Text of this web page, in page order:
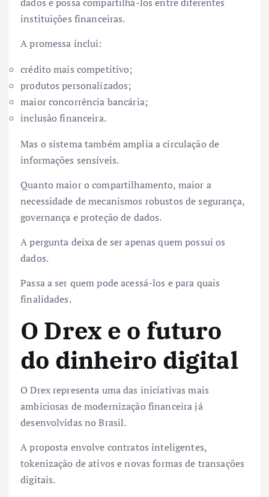
instituições financeiras.
A promessa inclui:
crédito mais competitivo;
produtos personalizados;
maior concorrência bancária;
inclusão financeira.
Mas o sistema também amplia a circulação de
informações sensíveis.
Quanto maior o compartilhamento, maior a
necessidade de mecanismos robustos de segurança,
governança e proteção de dados.
A pergunta deixa de ser apenas quem possui os
dados.
Passa a ser quem pode acessá-los e para quais
finalidades.
O Drex e o futuro
do dinheiro digital
O Drex representa uma das iniciativas mais
ambiciosas de modernização financeira já
desenvolvidas no Brasil.
A proposta envolve contratos inteligentes,
tokenização de ativos e novas formas de transações
digitais.